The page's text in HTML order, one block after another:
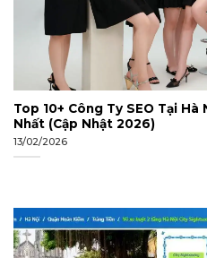
Top 10+ Công Ty SEO Tại
Nhất (Cập Nhật 2026)
13/02/2026